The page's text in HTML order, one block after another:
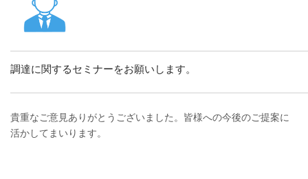
調達に関するセミナーをお願いします。
貴重なご意見ありがとうございました。皆様への今後のご提案に
活かしてまいります。